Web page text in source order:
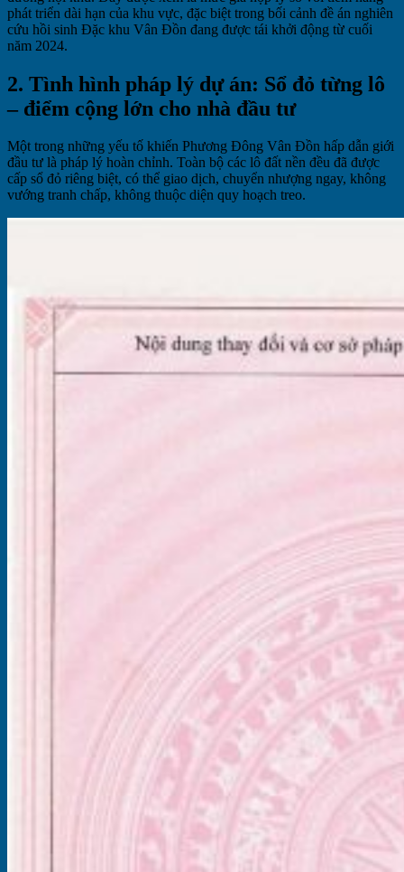
phát triển dài hạn của khu vực, đặc biệt trong bối cảnh đề án nghiên
cứu hồi sinh Đặc khu Vân Đồn đang được tái khởi động từ cuối
năm 2024.
2. Tình hình pháp lý dự án: Sổ đỏ từng lô
– điểm cộng lớn cho nhà đầu tư
Một trong những yếu tố khiến Phương Đông Vân Đồn hấp dẫn giới
đầu tư là pháp lý hoàn chỉnh. Toàn bộ các lô đất nền đều đã được
cấp sổ đỏ riêng biệt, có thể giao dịch, chuyển nhượng ngay, không
vướng tranh chấp, không thuộc diện quy hoạch treo.